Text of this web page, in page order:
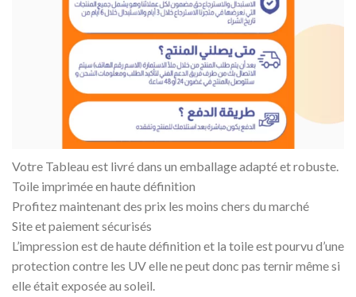
Votre Tableau est livré dans un emballage adapté et robuste.
Toile imprimée en haute définition
Profitez maintenant des prix les moins chers du marché
Site et paiement sécurisés
L’impression est de haute définition et la toile est pourvu d’une
protection contre les UV elle ne peut donc pas ternir même si
elle était exposée au soleil.